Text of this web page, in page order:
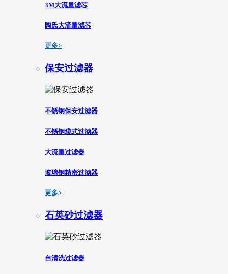
3M大流量滤芯
陶氏大流量滤芯
更多>
保安过滤器
不锈钢保安过滤器
不锈钢袋式过滤器
大流量过滤器
玻璃钢精密过滤器
更多>
石英砂过滤器
自清洗过滤器